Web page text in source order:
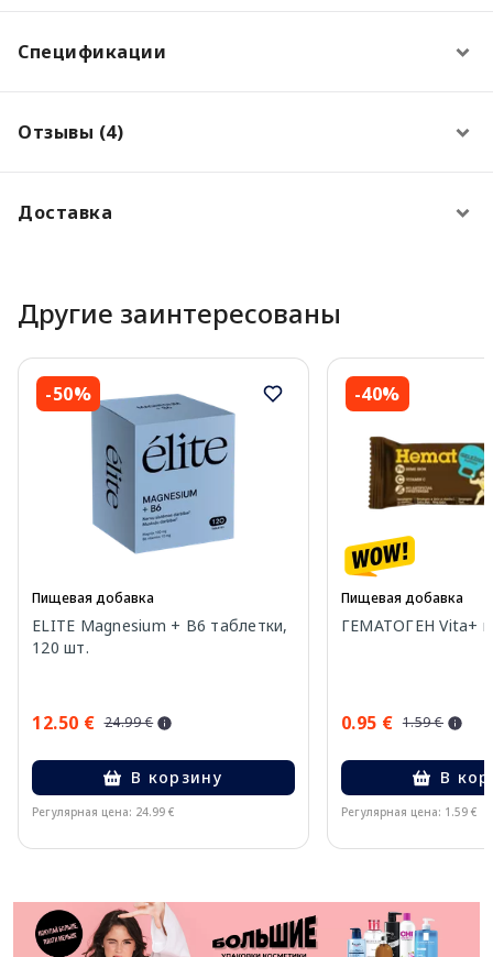
Спецификации
Отзывы (4)
Доставка
Другие заинтересованы
-50%
Пищевая добавка
ELITE Magnesium + B6 таблетки,
120 шт.
12.50 € 24.99 €
В корзину
Регулярная цена: 24.99 €
-40%
Пищевая добавка
ГЕМАТОГЕН Vita+
0.95 € 1.59 €
В
Регулярная цена: 1.59 €